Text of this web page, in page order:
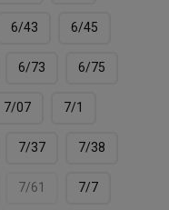
6/43 6/45
6/73 6/75
7/07 7/1
7/37 7/38
7/61 7/7